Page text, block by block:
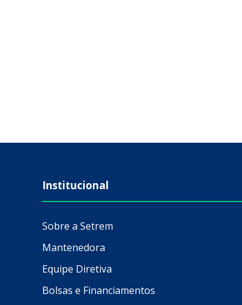
Institucional
Sobre a Setrem
Mantenedora
Equipe Diretiva
Bolsas e Financiamentos